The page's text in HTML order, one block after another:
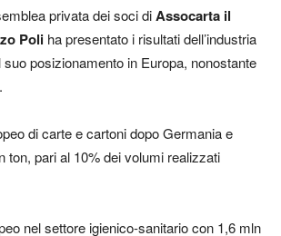
privata dei soci diAssocarta il
Poli ha presentato i risultati dell’industria
posizionamento in Europa, nonostante
di carte e cartoni dopo Germania e
ton, pari al 10% dei volumi realizzati
nel settore igienico-sanitario con 1,6 mln